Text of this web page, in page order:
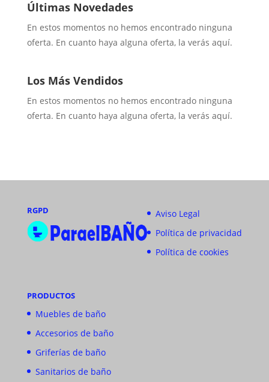
Últimas Novedades
En estos momentos no hemos encontrado ninguna
oferta. En cuanto haya alguna oferta, la verás aquí.
Los Más Vendidos
En estos momentos no hemos encontrado ninguna
oferta. En cuanto haya alguna oferta, la verás aquí.
RGPD
Aviso Legal
Política de privacidad
Política de cookies
PRODUCTOS
Muebles de baño
Accesorios de baño
Griferías de baño
Sanitarios de baño